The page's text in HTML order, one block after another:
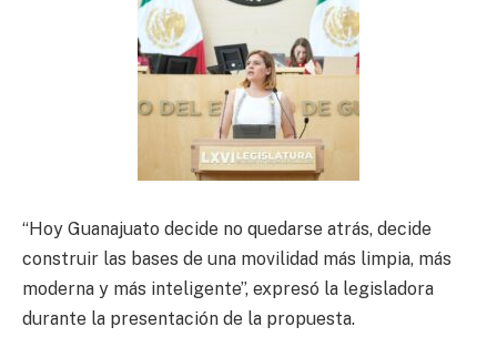
“Hoy Guanajuato decide no quedarse atrás, decide
construir las bases de una movilidad más limpia, más
moderna y más inteligente”, expresó la legisladora
durante la presentación de la propuesta.